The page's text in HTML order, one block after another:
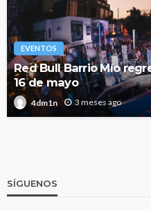
EVENTOS
Red Bull Barrio Mío
16 de mayo
4dm1n 3 meses ago
SÍGUENOS